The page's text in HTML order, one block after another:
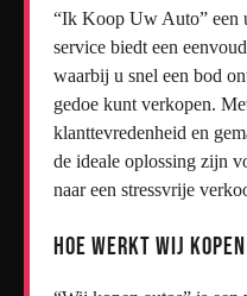
“Ik Koop Uw Auto” een
service biedt een
waarbij u snel een bod
gedoe kunt verkopen.
klanttevredenheid en
de ideale oplossing zijn
naar een stressvrije
Hoe werkt Wij